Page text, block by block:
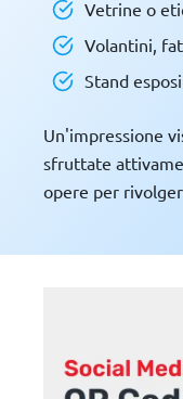
Vetrine o
Volantini,
Stand
Un'impressione
sfruttate
opere per